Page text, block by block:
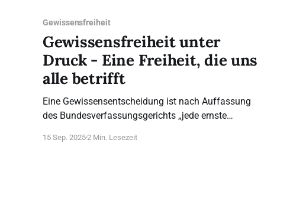
Gewissensfreiheit
Gewissensfreiheit unter
Druck - Eine Freiheit, die uns
alle betrifft
Eine Gewissensentscheidung ist nach Auffassung
des Bundesverfassungsgerichts „jede ernste
‚Böse‘ orientierte Entscheidung, die der Einzelne in
15 Sep. 20252 Min. Lesezeit